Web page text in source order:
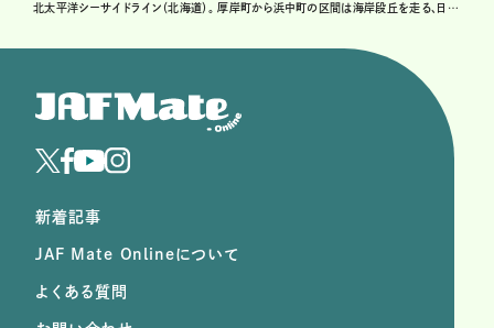
北太平洋シーサイドライン（北海道）。 厚岸町から浜中町の区間は海岸段丘を走る、日本離れした道が続く
新着記事
JAF Mate Onlineについて
よくある質問